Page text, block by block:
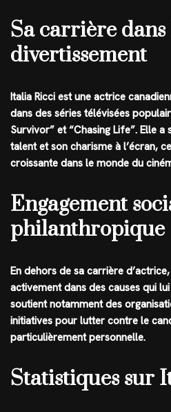
Sa carrière
divertissement
Italia Ricci est une actrice
dans des séries télévisées
Survivor” et “Chasing Life”. Elle
talent et son charisme à l’écran,
croissante dans le monde du
Engagement
philanthropique
En dehors de sa carrière d’actrice,
activement dans des causes qui
soutient notamment des
initiatives pour lutter contre le
particulièrement personnelle.
Statistiques sur